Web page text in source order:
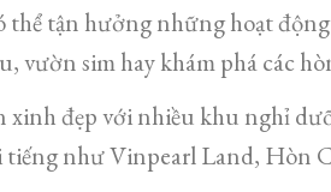
thể tận hưởng những hoạt
vườn sim hay khám phá các
đẹp với nhiều khu nghỉ
như Vinpearl Land, Hòn